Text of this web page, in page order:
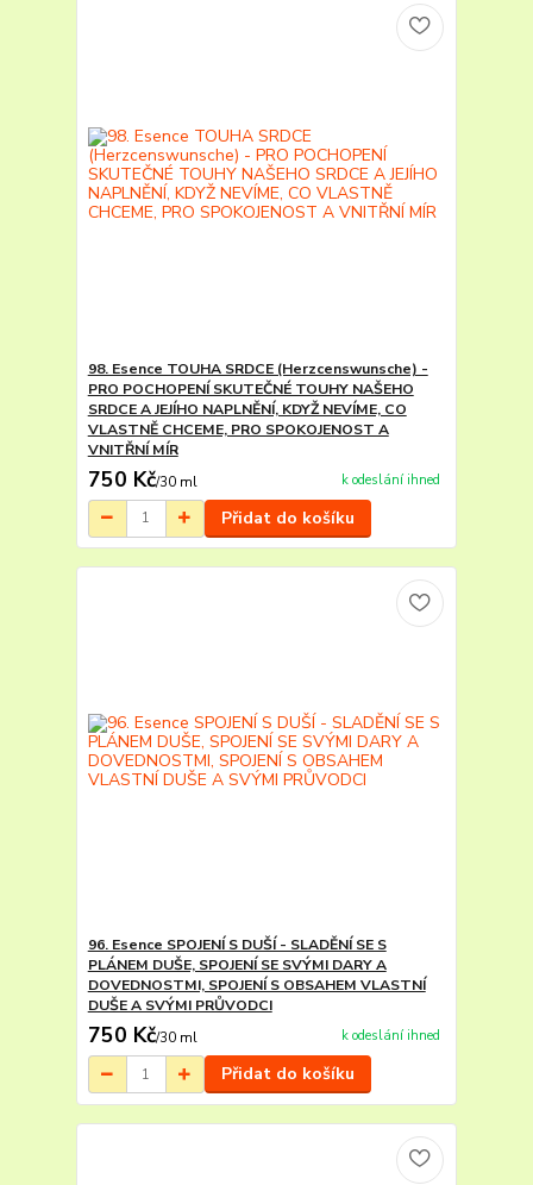
98. Esence TOUHA SRDCE (Herzcenswunsche) -
PRO POCHOPENÍ SKUTEČNÉ TOUHY NAŠEHO
SRDCE A JEJÍHO NAPLNĚNÍ, KDYŽ NEVÍME, CO
VLASTNĚ CHCEME, PRO SPOKOJENOST A
VNITŘNÍ MÍR
750 Kč/30 ml k odeslání ihned
Přidat do košíku
96. Esence SPOJENÍ S DUŠÍ - SLADĚNÍ SE S
PLÁNEM DUŠE, SPOJENÍ SE SVÝMI DARY A
DOVEDNOSTMI, SPOJENÍ S OBSAHEM VLASTNÍ
DUŠE A SVÝMI PRŮVODCI
750 Kč/30 ml k odeslání ihned
Přidat do košíku